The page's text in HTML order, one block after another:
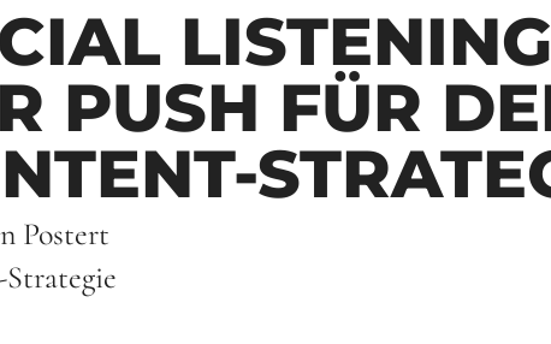
PUSH FÜR
Postert